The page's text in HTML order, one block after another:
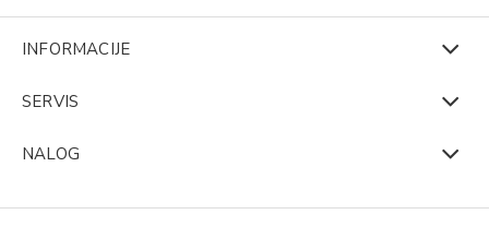
INFORMACIJE
SERVIS
NALOG